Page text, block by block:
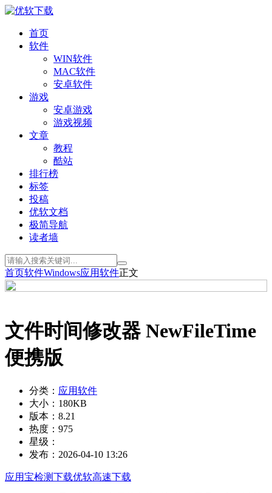
首页
软件
WIN软件
MAC软件
安卓软件
游戏
安卓游戏
游戏视频
文章
教程
酷站
排行榜
标签
投稿
优软文档
极简导航
读者墙
首页软件Windows应用软件正文
文件时间修改器 NewFileTime
便携版
分类： 应用软件
大小： 180KB
版本： 8.21
热度： 975
星级：
发布： 2026-04-10 13:26
应用宝检测下载优软高速下载